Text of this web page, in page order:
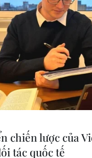
chiến lược của
tác quốc tế